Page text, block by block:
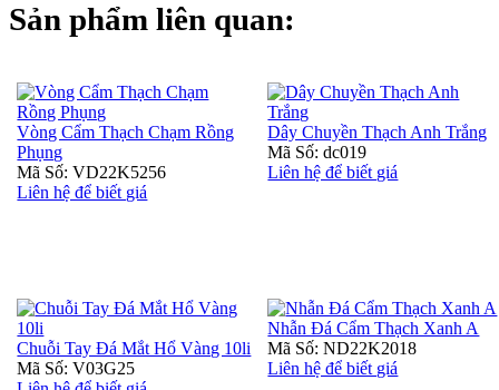
Sản phẩm liên quan:
Vòng Cẩm Thạch Chạm Rồng
Phụng
Mã Số: VD22K5256
Liên hệ để biết giá
Dây Chuyền Thạch Anh Trắng
Mã Số: dc019
Liên hệ để biết giá
Chuỗi Tay Đá Mắt Hổ Vàng 10li
Mã Số: V03G25
Nhẫn Đá Cẩm Thạch Xanh A
Mã Số: ND22K2018
Liên hệ để biết giá